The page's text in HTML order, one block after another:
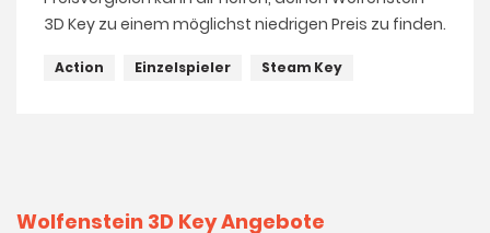
3D Key zu einem möglichst niedrigen Preis zu finden.
Action Einzelspieler Steam Key
Wolfenstein 3D Key Angebote